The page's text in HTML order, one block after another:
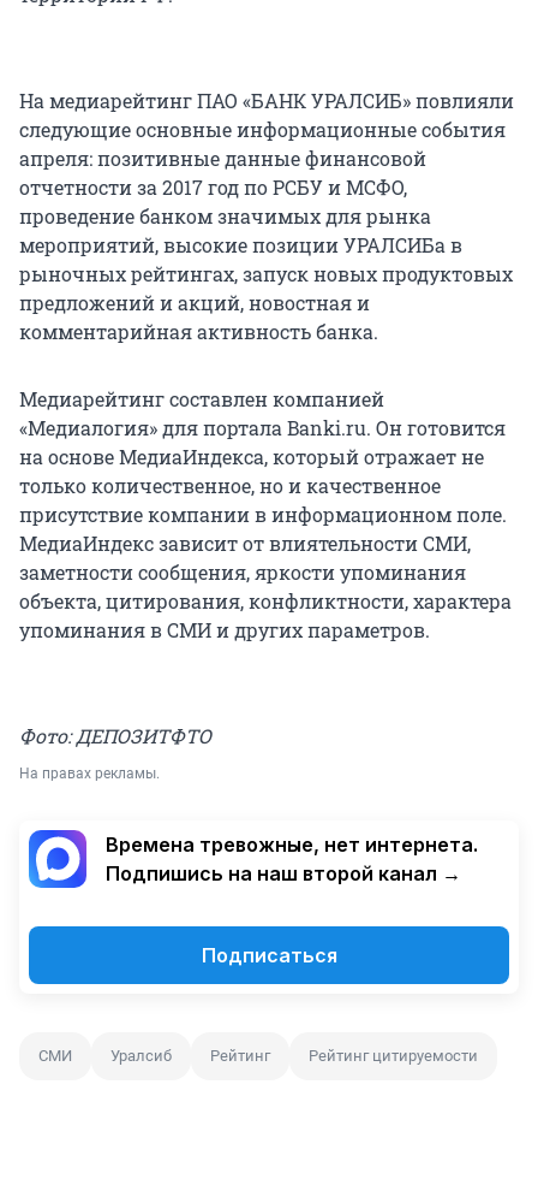
На медиарейтинг ПАО «БАНК УРАЛСИБ» повлияли
следующие основные информационные события
апреля: позитивные данные финансовой
отчетности за 2017 год по РСБУ и МСФО,
проведение банком значимых для рынка
мероприятий, высокие позиции УРАЛСИБа в
рыночных рейтингах, запуск новых продуктовых
предложений и акций, новостная и
комментарийная активность банка.
Медиарейтинг составлен компанией
«Медиалогия» для портала Banki.ru. Он готовится
на основе МедиаИндекса, который отражает не
только количественное, но и качественное
присутствие компании в информационном поле.
МедиаИндекс зависит от влиятельности СМИ,
заметности сообщения, яркости упоминания
объекта, цитирования, конфликтности, характера
упоминания в СМИ и других параметров.
Фото: ДЕПОЗИТФТО
На правах рекламы.
Времена тревожные, нет интернета.
Подпишись на наш второй канал →
Подписаться
СМИ Уралсиб Рейтинг Рейтинг цитируемости